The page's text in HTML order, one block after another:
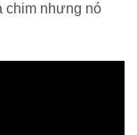
chim nhưng nó